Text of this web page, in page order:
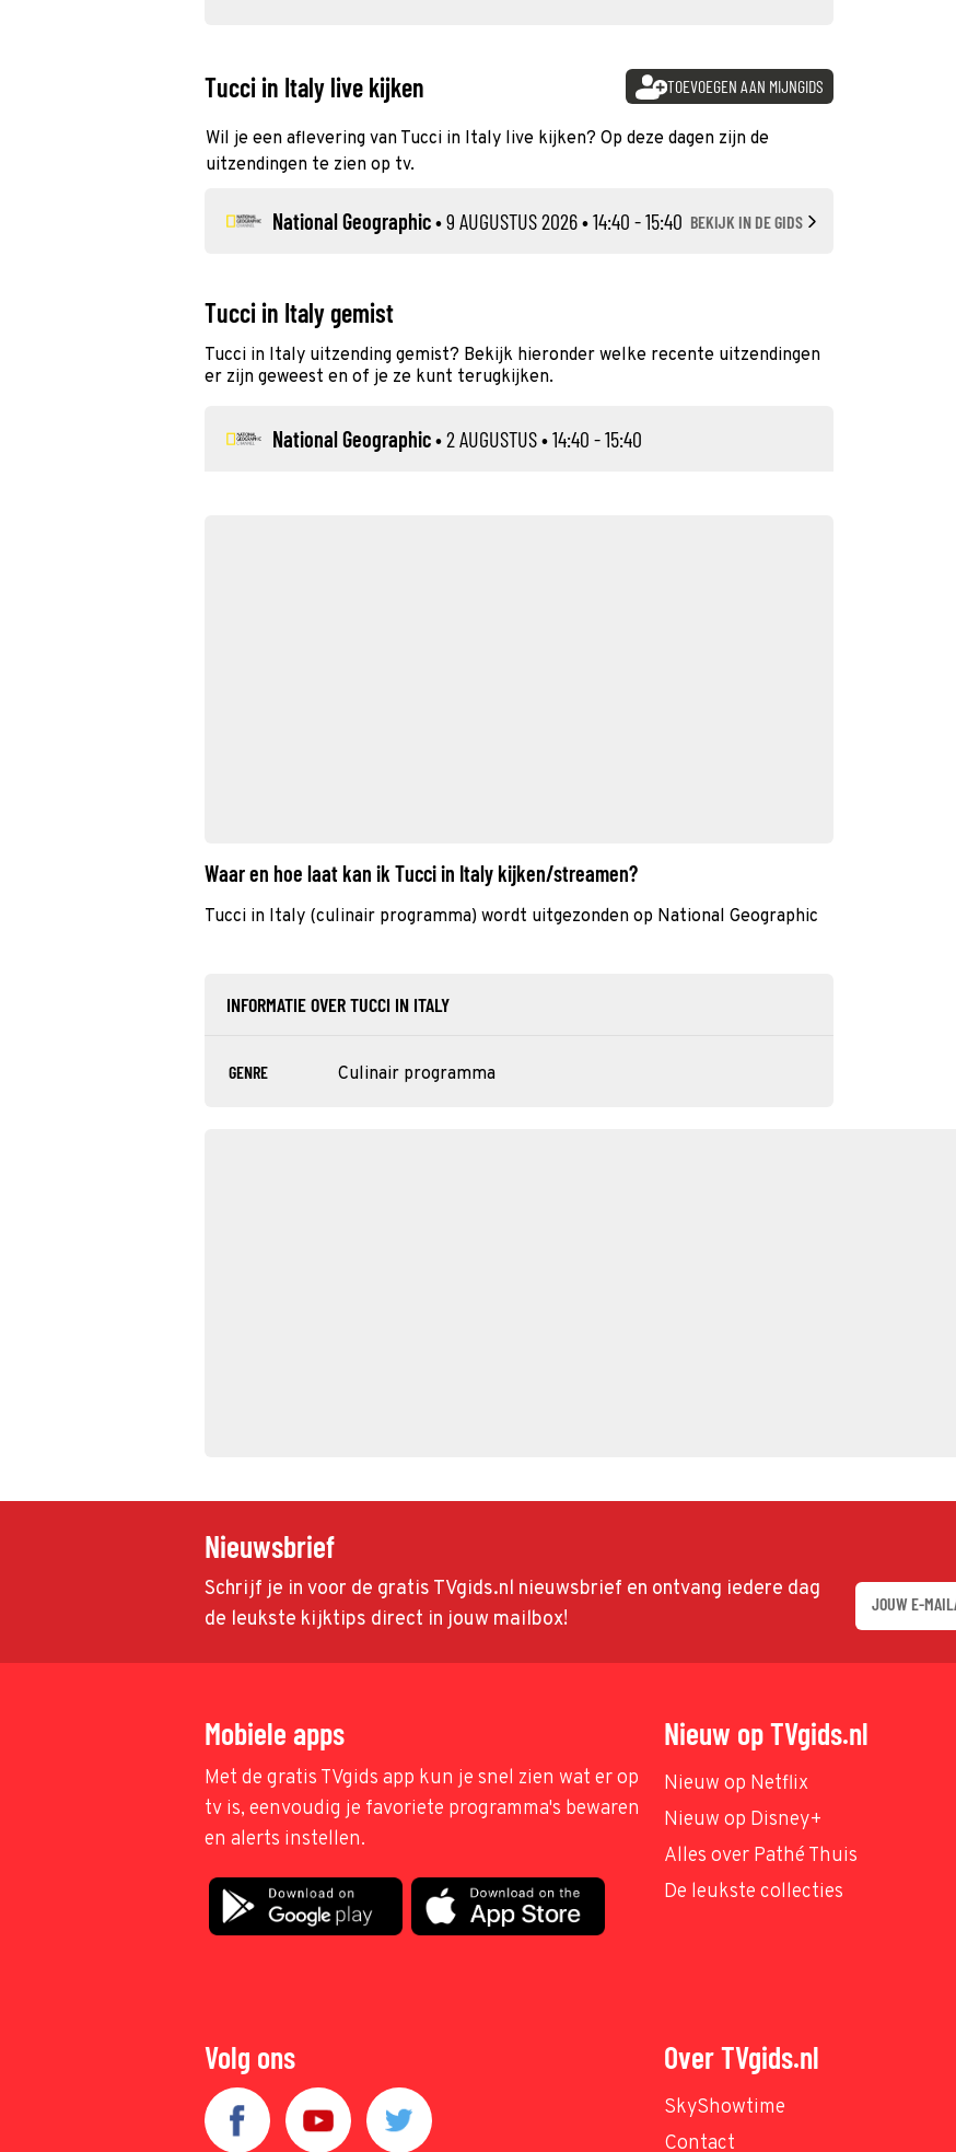
Tucci in Italy live kijken TOEVOEGEN AAN MIJNGIDS
Wil je een aflevering van Tucci in Italy live kijken? Op deze dagen zijn de
uitzendingen te zien op tv.
National Geographic•9 AUGUSTUS 2026• 14:40 - 15:40 BEKIJK IN DE GIDS
Tucci in Italy gemist
Tucci in Italy uitzending gemist? Bekijk hieronder welke recente uitzendingen
er zijn geweest en of je ze kunt terugkijken.
National Geographic•2 AUGUSTUS• 14:40 - 15:40
Waar en hoe laat kan ik Tucci in Italy kijken/streamen?
Tucci in Italy (culinair programma) wordt uitgezonden op National Geographic
INFORMATIE OVER TUCCI IN ITALY
GENRE Culinair programma
Nieuwsbrief
Schrijf je in voor de gratis TVgids.nl nieuwsbrief en ontvang iedere dag
de leukste kijktips direct in jouw mailbox!
Mobiele apps
Met de gratis TVgids app kun je snel zien wat er op
tv is, eenvoudig je favoriete programma's bewaren
en alerts instellen.
Nieuw op TVgids.nl
Nieuw op Netflix
Nieuw op Disney+
Alles over Pathé Thuis
De leukste collecties
Volg ons Over TVgids.nl
SkyShowtime
Contact